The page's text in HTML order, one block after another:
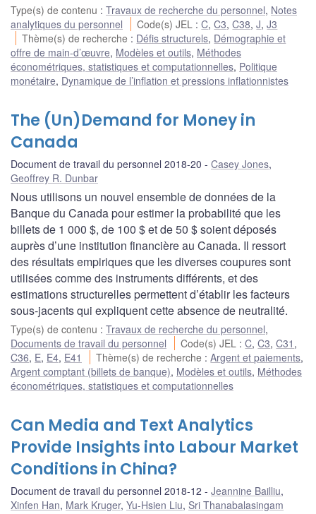
Type(s) de contenu : Travaux de recherche du personnel, Notes
analytiques du personnel
Code(s) JEL :C,C3,C38,J,J3
Thème(s) de recherche : Défis structurels, Démographie et
offre de main-d’œuvre, Modèles et outils, Méthodes
économétriques, statistiques et computationnelles, Politique
monétaire, Dynamique de l’inflation et pressions inflationnistes
The (Un)Demand for Money in
Canada
Document de travail du personnel 2018-20 Casey Jones,
Geoffrey R. Dunbar
Nous utilisons un nouvel ensemble de données de la
Banque du Canada pour estimer la probabilité que les
billets de 1 000 $, de 100 $ et de 50 $ soient déposés
auprès d’une institution financière au Canada. Il ressort
des résultats empiriques que les diverses coupures sont
utilisées comme des instruments différents, et des
estimations structurelles permettent d’établir les facteurs
sous-jacents qui expliquent cette absence de neutralité.
Type(s) de contenu : Travaux de recherche du personnel,
Documents de travail du personnel
Code(s) JEL :C,C3,C31 ,
C36, E, E4, E41 Thème(s) de recherche :Argent et paiements,
Argent comptant (billets de banque), Modèles et outils, Méthodes
économétriques, statistiques et computationnelles
Can Media and Text Analytics
Provide Insights into Labour Market
Conditions in China?
Document de travail du personnel 2018-12 Jeannine Bailliu,
Xinfen Han, Mark Kruger, Yu-Hsien Liu, Sri Thanabalasingam